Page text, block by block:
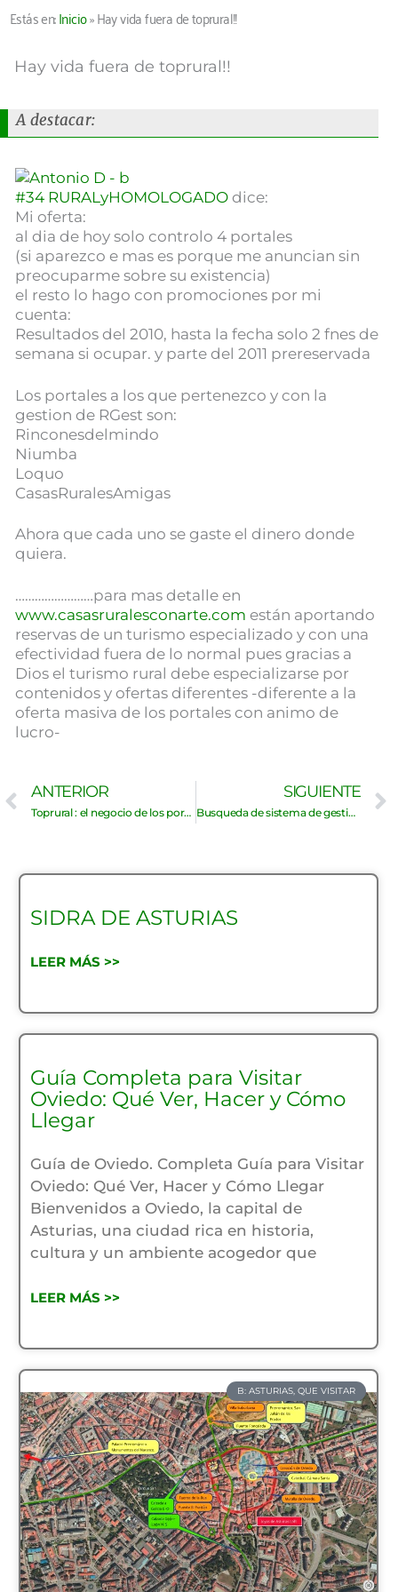
Estás en:Inicio»Hay vida fuera de toprural!!
Hay vida fuera de toprural!!
A destacar:
#34 RURALyHOMOLOGADO dice:
Mi oferta:
al dia de hoy solo controlo 4 portales
(si aparezco e mas es porque me anuncian sin
preocuparme sobre su existencia)
el resto lo hago con promociones por mi
cuenta:
Resultados del 2010, hasta la fecha solo 2 fnes de
semana si ocupar. y parte del 2011 prereservada
Los portales a los que pertenezco y con la
gestion de RGest son:
Rinconesdelmindo
Niumba
Loquo
CasasRuralesAmigas
Ahora que cada uno se gaste el dinero donde
quiera.
……………………para mas detalle en
www.casasruralesconarte.com están aportando
reservas de un turismo especializado y con una
efectividad fuera de lo normal pues gracias a
Dios el turismo rural debe especializarse por
contenidos y ofertas diferentes -diferente a la
oferta masiva de los portales con animo de
lucro-
Ant
ANTERIOR
Toprural : el negocio de los portales lo paga el viajero
SIGUIENTE
Busqueda de sistema de gestion de hoteles y alojamientos.
SIDRA DE ASTURIAS
LEER MÁS >>
Guía Completa para Visitar
Oviedo: Qué Ver, Hacer y Cómo
Llegar
Guía de Oviedo. Completa Guía para Visitar
Oviedo: Qué Ver, Hacer y Cómo Llegar
Bienvenidos a Oviedo, la capital de
Asturias, una ciudad rica en historia,
cultura y un ambiente acogedor que
LEER MÁS >>
B: ASTURIAS, QUE VISITAR